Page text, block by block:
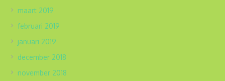
maart 2019
februari 2019
januari 2019
december 2018
november 2018